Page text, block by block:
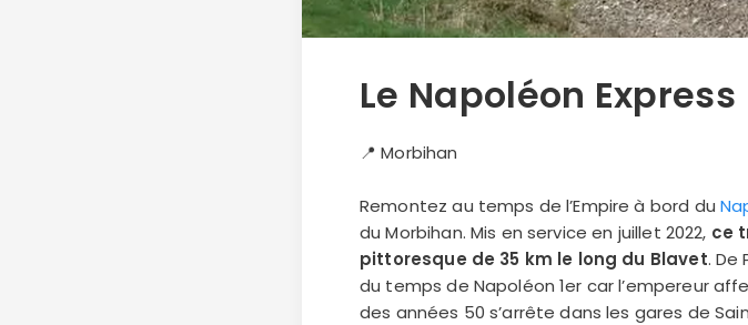
Le Napoléon Express
📍 Morbihan
Remontez au temps de l’Empire à bord du
du Morbihan. Mis en service en juillet 2022, ce
pittoresque de 35 km le long du Blavet. De
du temps de Napoléon 1er car l’empereur
des années 50 s’arrête dans les gares de